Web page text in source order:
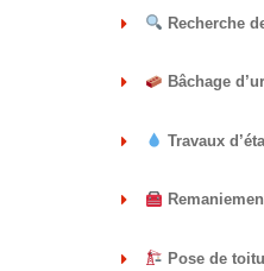
Recherche
Bâchage
Travaux
Pose de